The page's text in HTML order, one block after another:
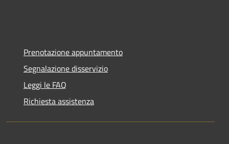
Prenotazione appuntamento
Segnalazione disservizio
Leggi le FAQ
Richiesta assistenza